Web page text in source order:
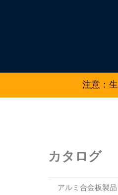
注意：
カタログ
アルミ合金板製品